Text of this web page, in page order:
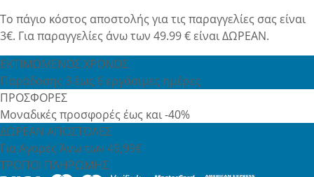
Το πάγιο κόστος αποστολής για τις παραγγελίες σας είναι
3€. Για παραγγελίες άνω των 49.99 € είναι ΔΩΡΕΑΝ.
ΕΚΤΙΜΩΜΕΝΟΣ ΧΡΟΝΟΣ
Παράδοσης 3 έως 6 εργάσιμες ημέρες
ΠΡΟΣΦΟΡΕΣ
Μοναδικές προσφορές έως και -40%
ΔΩΡΕΑΝ ΑΠΟΣΤΟΛΕΣ
Για Αγορές Άνω των 49,99€
ΤΡΟΠΟΙ ΠΛΗΡΩΜΗΣ